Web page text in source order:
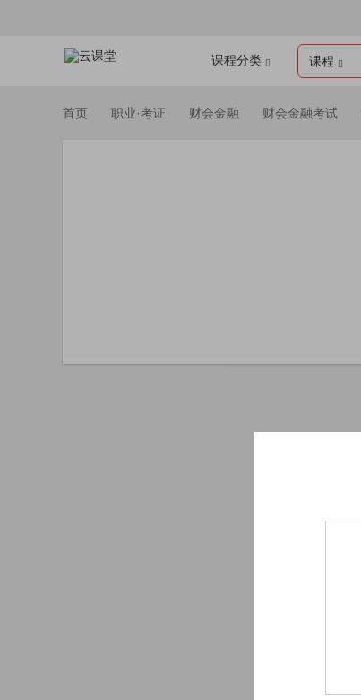
课程分类 课程
首页 职业·考证 财会金融 财会金融考试